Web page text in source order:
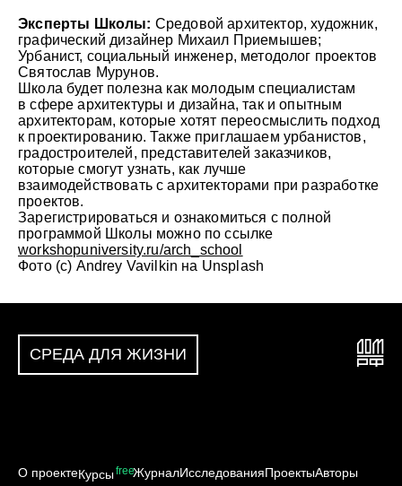
Эксперты Школы: Средовой архитектор, художник,
графический дизайнер Михаил Приемышев;
Урбанист, социальный инженер, методолог проектов
Святослав Мурунов.
Школа будет полезна как молодым специалистам
в сфере архитектуры и дизайна, так и опытным
архитекторам, которые хотят переосмыслить подход
к проектированию. Также приглашаем урбанистов,
градостроителей, представителей заказчиков,
которые смогут узнать, как лучше
взаимодействовать с архитекторами при разработке
проектов.
Зарегистрироваться и ознакомиться с полной
программой Школы можно по ссылке
workshopuniversity.ru/arch_school
Фото (с) Andrey Vavilkin на Unsplash
СРЕДА ДЛЯ ЖИЗНИ
О проектеКурсыfreeЖурналИсследованияПроектыАвторы